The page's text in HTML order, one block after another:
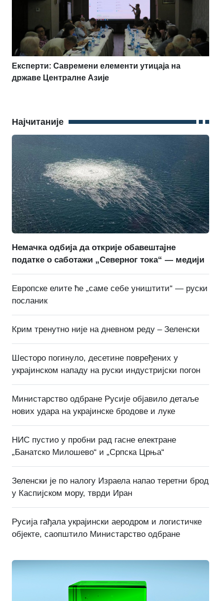
Експерти: Савремени елементи утицаја на
државе Централне Азије
Најчитаније
Немачка одбија да открије обавештајне
податке о саботажи „Северног тока“ — медији
Европске елите ће „саме себе уништити“ — руски
посланик
Крим тренутно није на дневном реду – Зеленски
Шесторо погинуло, десетине повређених у
украјинском нападу на руски индустријски погон
Министарство одбране Русије објавило детаље
нових удара на украјинске бродове и луке
НИС пустио у пробни рад гасне електране
„Банатско Милошево“ и „Српска Црња“
Зеленски је по налогу Израела напао теретни брод
у Каспијском мору, тврди Иран
Русија гађала украјински аеродром и логистичке
објекте, саопштило Министарство одбране